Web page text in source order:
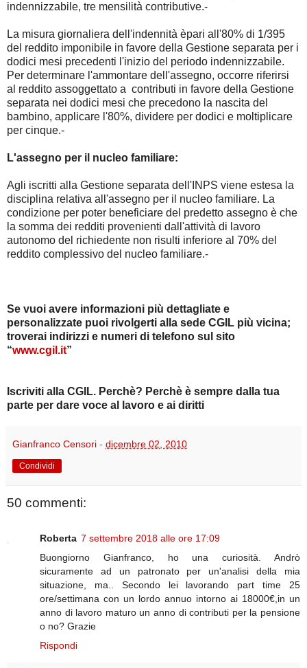
indennizzabile, tre mensilità contributive.-
La misura giornaliera dell'indennità èpari all'80% di 1/395
del reddito imponibile in favore della Gestione separata per i
dodici mesi precedenti l'inizio del periodo indennizzabile.
Per determinare l'ammontare dell'assegno, occorre riferirsi
al reddito assoggettato a contributi in favore della Gestione
separata nei dodici mesi che precedono la nascita del
bambino, applicare l'80%, dividere per dodici e moltiplicare
per cinque.-
L'assegno per il nucleo familiare:
Agli iscritti alla Gestione separata dell'INPS viene estesa la
disciplina relativa all'assegno per il nucleo familiare. La
condizione per poter beneficiare del predetto assegno è che
la somma dei redditi provenienti dall'attività di lavoro
autonomo del richiedente non risulti inferiore al 70% del
reddito complessivo del nucleo familiare.-
Se vuoi avere informazioni più dettagliate e
personalizzate puoi rivolgerti alla sede CGIL più vicina;
troverai indirizzi e numeri di telefono sul sito
“www.cgil.it”
Iscriviti alla CGIL. Perchè? Perchè è sempre dalla tua
parte per dare voce al lavoro e ai diritti
Gianfranco Censori - dicembre 02, 2010
Condividi
50 commenti:
Roberta 7 settembre 2018 alle ore 17:09
Buongiorno Gianfranco, ho una curiosità. Andrò
sicuramente ad un patronato per un'analisi della mia
situazione, ma.. Secondo lei lavorando part time 25
ore/settimana con un lordo annuo intorno ai 18000€,in un
anno di lavoro maturo un anno di contributi per la pensione
o no? Grazie
Rispondi